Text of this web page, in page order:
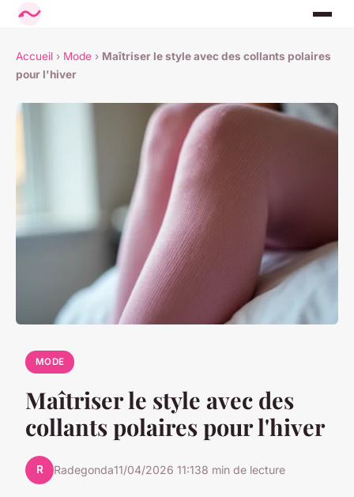
Accueil › Mode › Maîtriser le style avec des collants polaires
pour l'hiver
MODE
Maîtriser le style avec des
collants polaires pour l'hiver
R Radegonda11/04/2026 11:138 min de lecture